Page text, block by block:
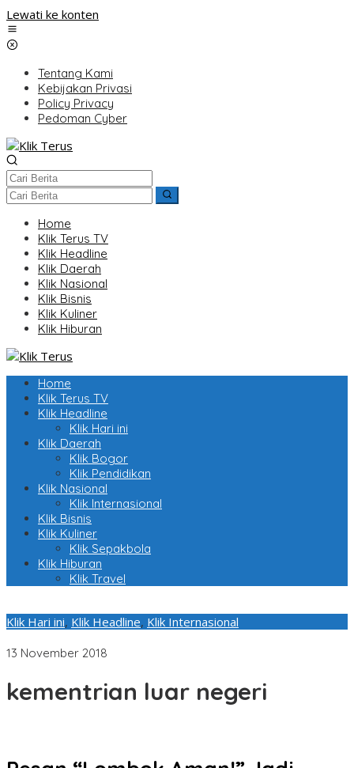
Lewati ke konten
Tentang Kami
Kebijakan Privasi
Policy Privacy
Pedoman Cyber
Home
Klik Terus TV
Klik Headline
Klik Daerah
Klik Nasional
Klik Bisnis
Klik Kuliner
Klik Hiburan
Home
Klik Terus TV
Klik Headline
Klik Hari ini
Klik Daerah
Klik Bogor
Klik Pendidikan
Klik Nasional
Klik Internasional
Klik Bisnis
Klik Kuliner
Klik Sepakbola
Klik Hiburan
Klik Travel
Klik Hari ini, Klik Headline, Klik Internasional
13 November 2018
kementrian luar negeri